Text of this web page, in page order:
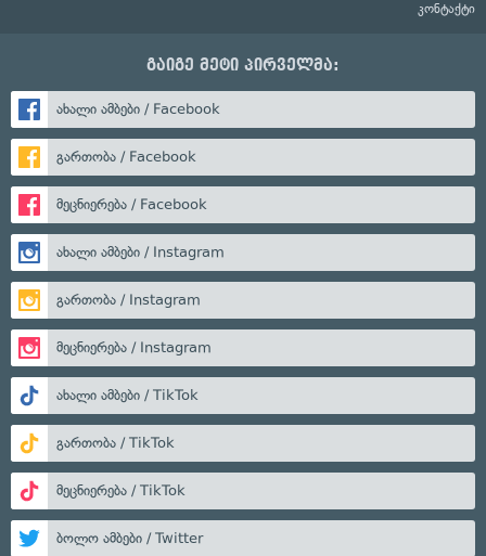
კონტაქტი
გაიგე მეტი პირველმა:
ახალი ამბები / Facebook
გართობა / Facebook
მეცნიერება / Facebook
ახალი ამბები / Instagram
გართობა / Instagram
მეცნიერება / Instagram
ახალი ამბები / TikTok
გართობა / TikTok
მეცნიერება / TikTok
ბოლო ამბები / Twitter